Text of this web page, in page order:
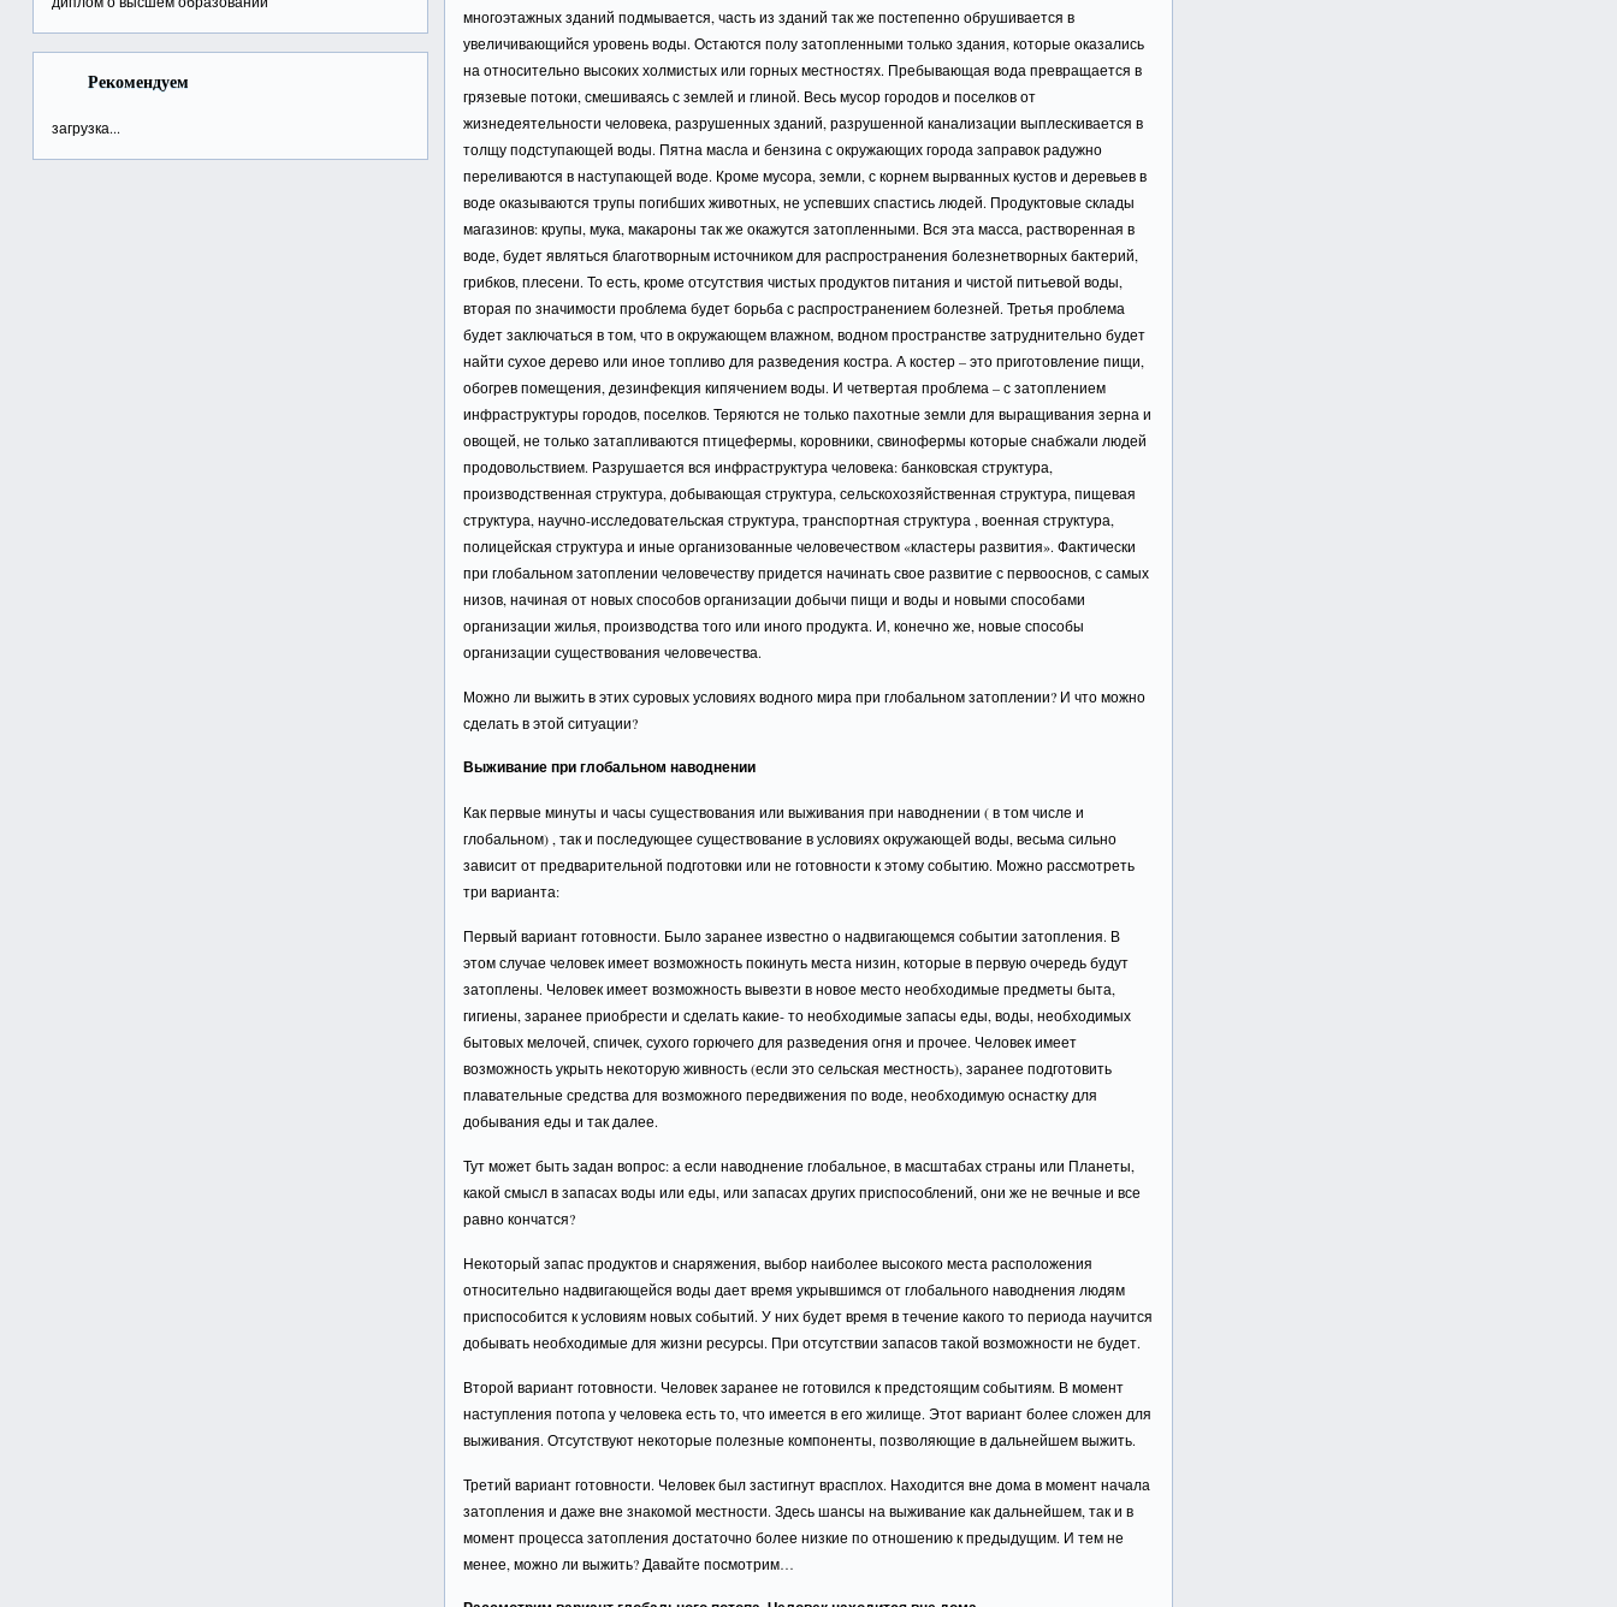
Рекомендуем
загрузка...
многоэтажных зданий подмывается, часть из зданий так же постепенно обрушивается в
увеличивающийся уровень воды. Остаются полу затопленными только здания, которые оказались
на относительно высоких холмистых или горных местностях. Пребывающая вода превращается в
грязевые потоки, смешиваясь с землей и глиной. Весь мусор городов и поселков от
жизнедеятельности человека, разрушенных зданий, разрушенной канализации выплескивается в
толщу подступающей воды. Пятна масла и бензина с окружающих города заправок радужно
переливаются в наступающей воде. Кроме мусора, земли, с корнем вырванных кустов и деревьев в
воде оказываются трупы погибших животных, не успевших спастись людей. Продуктовые склады
магазинов: крупы, мука, макароны так же окажутся затопленными. Вся эта масса, растворенная в
воде, будет являться благотворным источником для распространения болезнетворных бактерий,
грибков, плесени. То есть, кроме отсутствия чистых продуктов питания и чистой питьевой воды,
вторая по значимости проблема будет борьба с распространением болезней. Третья проблема
будет заключаться в том, что в окружающем влажном, водном пространстве затруднительно будет
найти сухое дерево или иное топливо для разведения костра. А костер – это приготовление пищи,
обогрев помещения, дезинфекция кипячением воды. И четвертая проблема – с затоплением
инфраструктуры городов, поселков. Теряются не только пахотные земли для выращивания зерна и
овощей, не только затапливаются птицефермы, коровники, свинофермы которые снабжали людей
продовольствием. Разрушается вся инфраструктура человека: банковская структура,
производственная структура, добывающая структура, сельскохозяйственная структура, пищевая
структура, научно-исследовательская структура, транспортная структура , военная структура,
полицейская структура и иные организованные человечеством «кластеры развития». Фактически
при глобальном затоплении человечеству придется начинать свое развитие с первооснов, с самых
низов, начиная от новых способов организации добычи пищи и воды и новыми способами
организации жилья, производства того или иного продукта. И, конечно же, новые способы
организации существования человечества.
Можно ли выжить в этих суровых условиях водного мира при глобальном затоплении? И что можно
сделать в этой ситуации?
Выживание при глобальном наводнении
Как первые минуты и часы существования или выживания при наводнении ( в том числе и
глобальном) , так и последующее существование в условиях окружающей воды, весьма сильно
зависит от предварительной подготовки или не готовности к этому событию. Можно рассмотреть
три варианта:
Первый вариант готовности. Было заранее известно о надвигающемся событии затопления. В
этом случае человек имеет возможность покинуть места низин, которые в первую очередь будут
затоплены. Человек имеет возможность вывезти в новое место необходимые предметы быта,
гигиены, заранее приобрести и сделать какие- то необходимые запасы еды, воды, необходимых
бытовых мелочей, спичек, сухого горючего для разведения огня и прочее. Человек имеет
возможность укрыть некоторую живность (если это сельская местность), заранее подготовить
плавательные средства для возможного передвижения по воде, необходимую оснастку для
добывания еды и так далее.
Тут может быть задан вопрос: а если наводнение глобальное, в масштабах страны или Планеты,
какой смысл в запасах воды или еды, или запасах других приспособлений, они же не вечные и все
равно кончатся?
Некоторый запас продуктов и снаряжения, выбор наиболее высокого места расположения
относительно надвигающейся воды дает время укрывшимся от глобального наводнения людям
приспособится к условиям новых событий. У них будет время в течение какого то периода научится
добывать необходимые для жизни ресурсы. При отсутствии запасов такой возможности не будет.
Второй вариант готовности. Человек заранее не готовился к предстоящим событиям. В момент
наступления потопа у человека есть то, что имеется в его жилище. Этот вариант более сложен для
выживания. Отсутствуют некоторые полезные компоненты, позволяющие в дальнейшем выжить.
Третий вариант готовности. Человек был застигнут врасплох. Находится вне дома в момент начала
затопления и даже вне знакомой местности. Здесь шансы на выживание как дальнейшем, так и в
момент процесса затопления достаточно более низкие по отношению к предыдущим. И тем не
менее, можно ли выжить? Давайте посмотрим…